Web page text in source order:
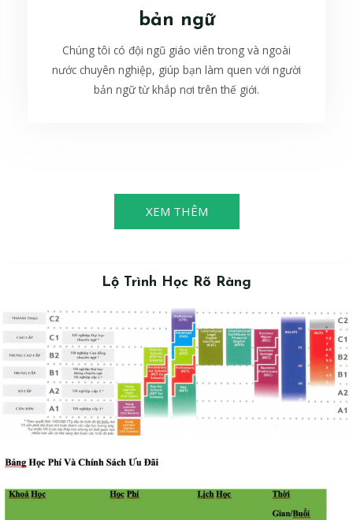
bản ngữ
Chúng tôi có đội ngũ giáo viên trong và ngoài
nước chuyên nghiệp, giúp bạn làm quen với người
bản ngữ từ khắp nơi trên thế giới.
XEM THÊM
Lộ Trình Học Rõ Ràng